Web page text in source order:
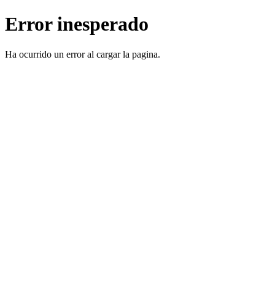
Error inesperado
Ha ocurrido un error al cargar la pagina.